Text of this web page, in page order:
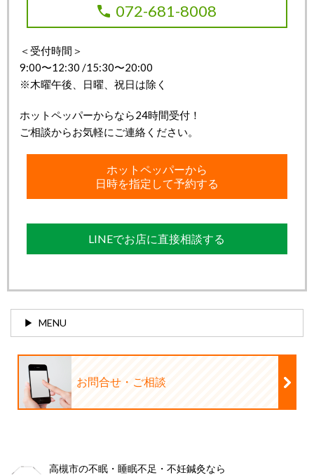
072-681-8008
＜受付時間＞
9:00〜12:30 /15:30〜20:00
※木曜午後、日曜、祝日は除く
ホットペッパーからなら24時間受付！
ご相談からお気軽にご連絡ください。
ホットペッパーから
日時を指定して予約する
LINEでお店に直接相談する
MENU
お問合せ・ご相談
高槻市の不眠・睡眠不足・不妊鍼灸なら